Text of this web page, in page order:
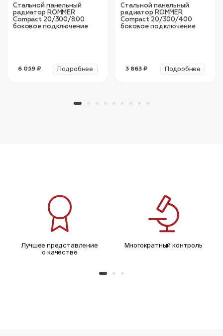
Стальной панельный
радиатор ROMMER
Compact 20/300/800
боковое подключение
6 059 ₽ Подробнее
Стальной панельный
радиатор ROMMER
Compact 20/300/400
боковое подключение
3 863 ₽ Подробнее
Лучшее представление
о качестве
Многократный контроль